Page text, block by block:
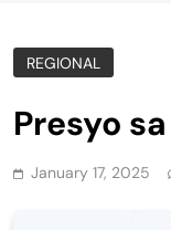
REGIONAL
Presyo
January 17, 2025